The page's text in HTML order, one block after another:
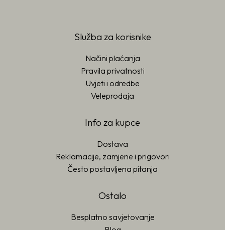
Služba za korisnike
Načini plaćanja
Pravila privatnosti
Uvjeti i odredbe
Veleprodaja
Info za kupce
Dostava
Reklamacije, zamjene i prigovori
Često postavljena pitanja
Ostalo
Besplatno savjetovanje